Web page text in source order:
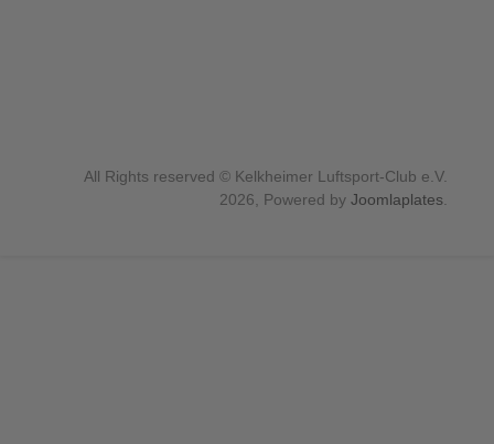
All Rights reserved © Kelkheimer Luftsport-Club e.V.
2026, Powered by Joomlaplates